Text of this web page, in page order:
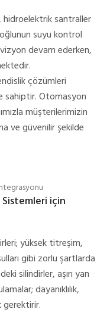
hidroelektrik santraller
suyu kontrol
devam ederken,
çözümleri
sahiptir. Otomasyon
müşterilerimizin
ve güvenilir şekilde
için
yüksek titreşim,
gibi zorlu şartlarda
silindirler, aşırı yan
dayanıklılık,
gerektirir.